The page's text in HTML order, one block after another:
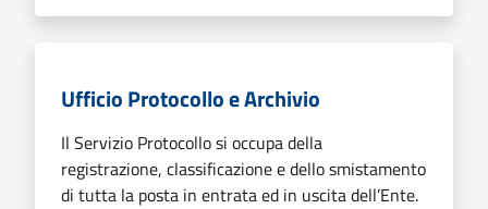
Ufficio Protocollo e Archivio
Il Servizio Protocollo si occupa della
registrazione, classificazione e dello smistamento
di tutta la posta in entrata ed in uscita dell’Ente.